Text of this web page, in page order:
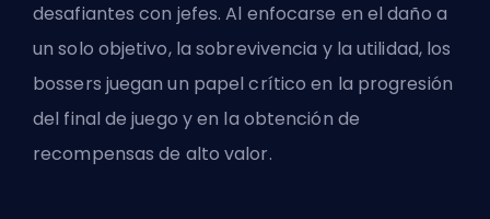
desafiantes con jefes. Al enfocarse en el daño a
un solo objetivo, la sobrevivencia y la utilidad, los
bossers juegan un papel crítico en la progresión
del final de juego y en la obtención de
recompensas de alto valor.